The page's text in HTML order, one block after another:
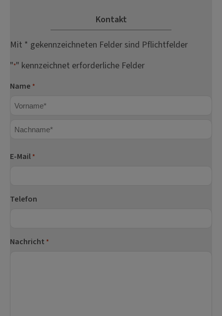
Kontakt
Mit * gekennzeichneten Felder sind Pflichtfelder
"*" kennzeichnet erforderliche Felder
Name *
E-Mail *
Telefon
Nachricht *